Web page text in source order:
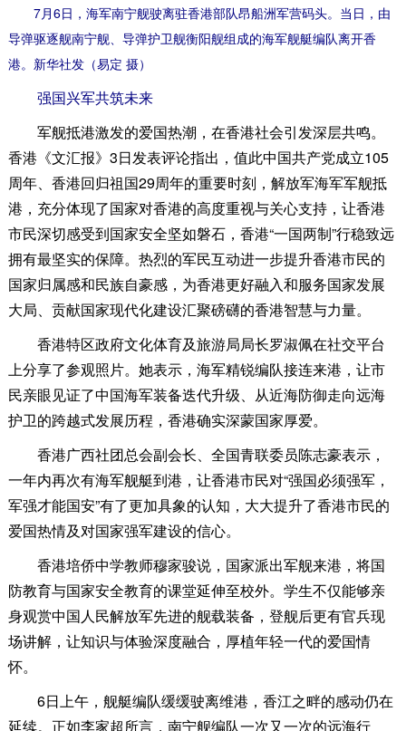
7月6日，海军南宁舰驶离驻香港部队昂船洲军营码头。当日，由
导弹驱逐舰南宁舰、导弹护卫舰衡阳舰组成的海军舰艇编队离开香
港。新华社发（易定 摄）
强国兴军共筑未来
军舰抵港激发的爱国热潮，在香港社会引发深层共鸣。
香港《文汇报》3日发表评论指出，值此中国共产党成立105
周年、香港回归祖国29周年的重要时刻，解放军海军军舰抵
港，充分体现了国家对香港的高度重视与关心支持，让香港
市民深切感受到国家安全坚如磐石，香港“一国两制”行稳致远
拥有最坚实的保障。热烈的军民互动进一步提升香港市民的
国家归属感和民族自豪感，为香港更好融入和服务国家发展
大局、贡献国家现代化建设汇聚磅礴的香港智慧与力量。
香港特区政府文化体育及旅游局局长罗淑佩在社交平台
上分享了参观照片。她表示，海军精锐编队接连来港，让市
民亲眼见证了中国海军装备迭代升级、从近海防御走向远海
护卫的跨越式发展历程，香港确实深蒙国家厚爱。
香港广西社团总会副会长、全国青联委员陈志豪表示，
一年内再次有海军舰艇到港，让香港市民对“强国必须强军，
军强才能国安”有了更加具象的认知，大大提升了香港市民的
爱国热情及对国家强军建设的信心。
香港培侨中学教师穆家骏说，国家派出军舰来港，将国
防教育与国家安全教育的课堂延伸至校外。学生不仅能够亲
身观赏中国人民解放军先进的舰载装备，登舰后更有官兵现
场讲解，让知识与体验深度融合，厚植年轻一代的爱国情
怀。
6日上午，舰艇编队缓缓驶离维港，香江之畔的感动仍在
延续。正如李家超所言，南宁舰编队一次又一次的远海行